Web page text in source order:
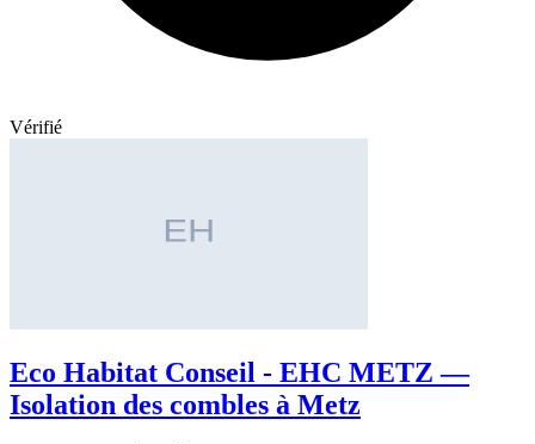
Vérifié
Eco Habitat Conseil - EHC METZ —
Isolation des combles à Metz